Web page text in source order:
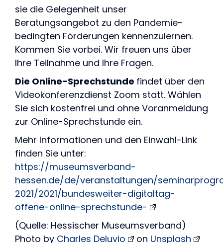
sie die Gelegenheit unser
Beratungsangebot zu den Pandemie-
bedingten Förderungen kennenzulernen.
Kommen Sie vorbei. Wir freuen uns über
Ihre Teilnahme und Ihre Fragen.
Die Online-Sprechstunde findet über den
Videokonferenzdienst Zoom statt. Wählen
Sie sich kostenfrei und ohne Voranmeldung
zur Online-Sprechstunde ein.
Mehr Informationen und den Einwahl-Link
finden Sie unter:
https://museumsverband-
hessen.de/de/veranstaltungen/
2021/2021/bundesweiter-digitaltag-
offene-online-sprechstunde-
(Quelle: Hessischer Museumsverband)
Photo by Charles Deluvio on Unsplash